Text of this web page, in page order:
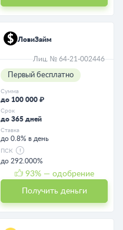
ЛовиЗайм
Лиц. № 64-21-002446
Первый бесплатно
Сумма
до 100 000 ₽
Срок
до 365 дней
Ставка
до 0.8% в день
ПСК
до 292.000%
93% — одобрение
Получить деньги